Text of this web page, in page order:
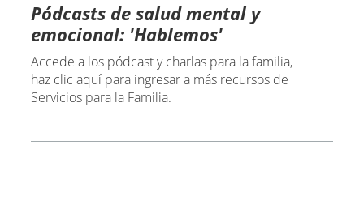
Pódcasts de salud mental y
emocional: 'Hablemos'
Accede a los pódcast y charlas para la familia,
haz clic aquí para ingresar a más recursos de
Servicios para la Familia.